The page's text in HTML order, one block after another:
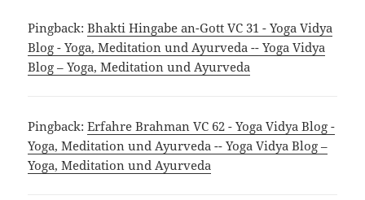
Pingback:Bhakti Hingabe an-Gott VC 31 - Yoga Vidya
Blog - Yoga, Meditation und Ayurveda -- Yoga Vidya
Blog – Yoga, Meditation und Ayurveda
Pingback:Erfahre Brahman VC 62 - Yoga Vidya Blog -
Yoga, Meditation und Ayurveda -- Yoga Vidya Blog –
Yoga, Meditation und Ayurveda